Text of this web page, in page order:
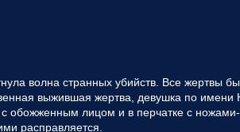
волна странных убийств. Все жертвы
выжившая жертва, девушка по имени
обожженным лицом и в перчатке с ножами-
расправляется.